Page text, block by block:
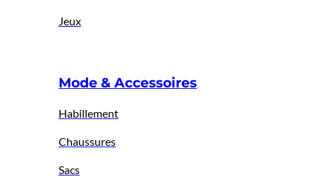
Jeux
Mode & Accessoires
Habillement
Chaussures
Sacs